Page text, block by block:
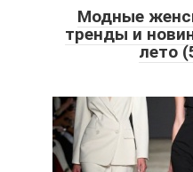
Модные
тренды и
лето